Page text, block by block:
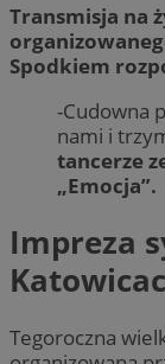
Transmisja na
Spodkiem
-Cudowna
nami i
tancerze
„Emocja”.
Impreza
Tegoroczna